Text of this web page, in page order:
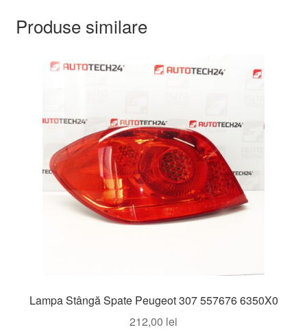
Produse similare
Lampa Stângă Spate Peugeot 307 557676 6350X0
212,00 lei